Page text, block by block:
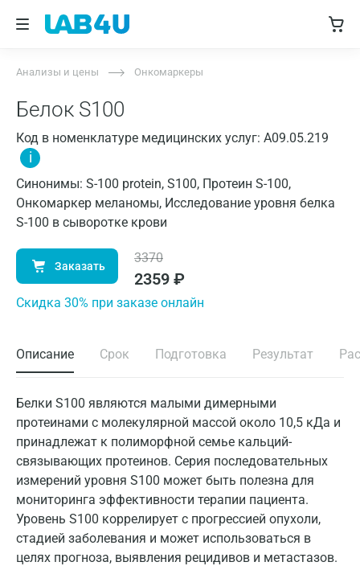
Анализы и цены Онкомаркеры
Белок S100
Код в номенклатуре медицинских услуг: A09.05.219
i
Синонимы: S-100 protein, S100, Протеин S-100,
Онкомаркер меланомы, Исследование уровня белка
S-100 в сыворотке крови
Заказать
3370
2359 ₽
Cкидка 30% при заказе онлайн
Описание Срок Подготовка Результат
Белки S100 являются малыми димерными
протеинами с молекулярной массой около 10,5 кДа и
принадлежат к полиморфной семье кальций-
связывающих протеинов. Серия последовательных
измерений уровня S100 может быть полезна для
мониторинга эффективности терапии пациента.
Уровень S100 коррелирует с прогрессией опухоли,
стадией заболевания и может использоваться в
целях прогноза, выявления рецидивов и метастазов.